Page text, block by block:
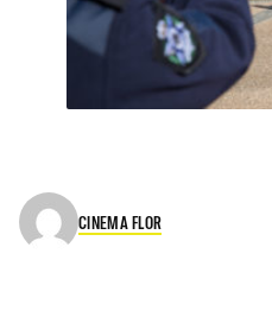
CINEMA FLOR